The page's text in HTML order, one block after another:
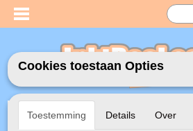
Inloggen Registreren
Cookies toestaan Opties
Toestemming Details Over